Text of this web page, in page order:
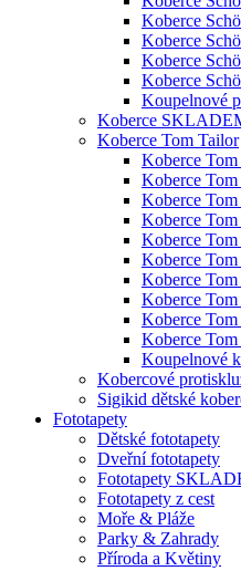
Koberce
Koberce
Koberce
Koberce
Koupelnové
Koberce
Koberce Tom Tailor
Koberce
Koberce
Koberce
Koberce
Koberce
Koberce
Koberce
Koberce Tom
Koberce
Koberce
Koupelnové
Kobercové
Sigikid dětské
Fototapety
Dětské fototapety
Dveřní fototapety
Fototapety
Fototapety z cest
Moře & Pláže
Parky & Zahrady
Příroda a Květiny